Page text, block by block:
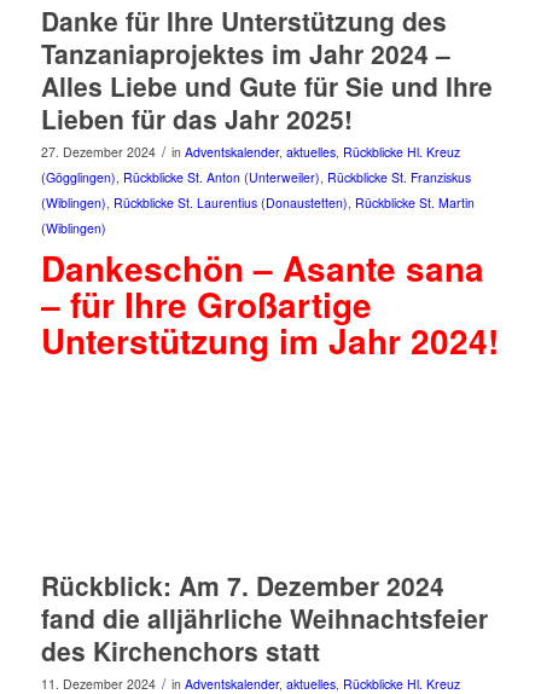
Danke für Ihre Unterstützung des
Tanzaniaprojektes im Jahr 2024 –
Alles Liebe und Gute für Sie und Ihre
Lieben für das Jahr 2025!
27. Dezember 2024 / in Adventskalender, aktuelles, Rückblicke Hl. Kreuz
(Gögglingen) Rückblicke St. Anton (Unterweiler) Rückblicke St. Franziskus
(Wiblingen) Rückblicke St. Laurentius (Donaustetten) Rückblicke St. Martin
(Wiblingen)
Dankeschön – Asante sana
– für Ihre Großartige
Unterstützung im Jahr 2024!
Rückblick: Am 7. Dezember 2024
fand die alljährliche Weihnachtsfeier
des Kirchenchors statt
11. Dezember 2024 / in Adventskalender, aktuelles, Rückblicke Hl. Kreuz